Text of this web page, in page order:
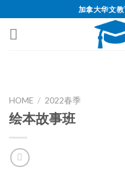
加拿大华文
HOME / 2022春季
绘本故事班